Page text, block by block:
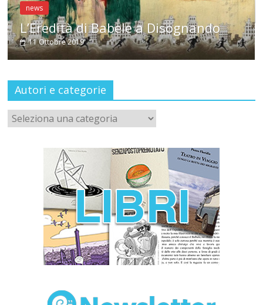
news
L’Eredità di Babele a Disognando
11 Ottobre 2019
Autori e categorie